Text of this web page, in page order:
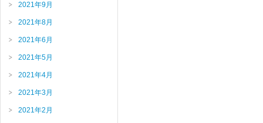
2021年9月
2021年8月
2021年6月
2021年5月
2021年4月
2021年3月
2021年2月